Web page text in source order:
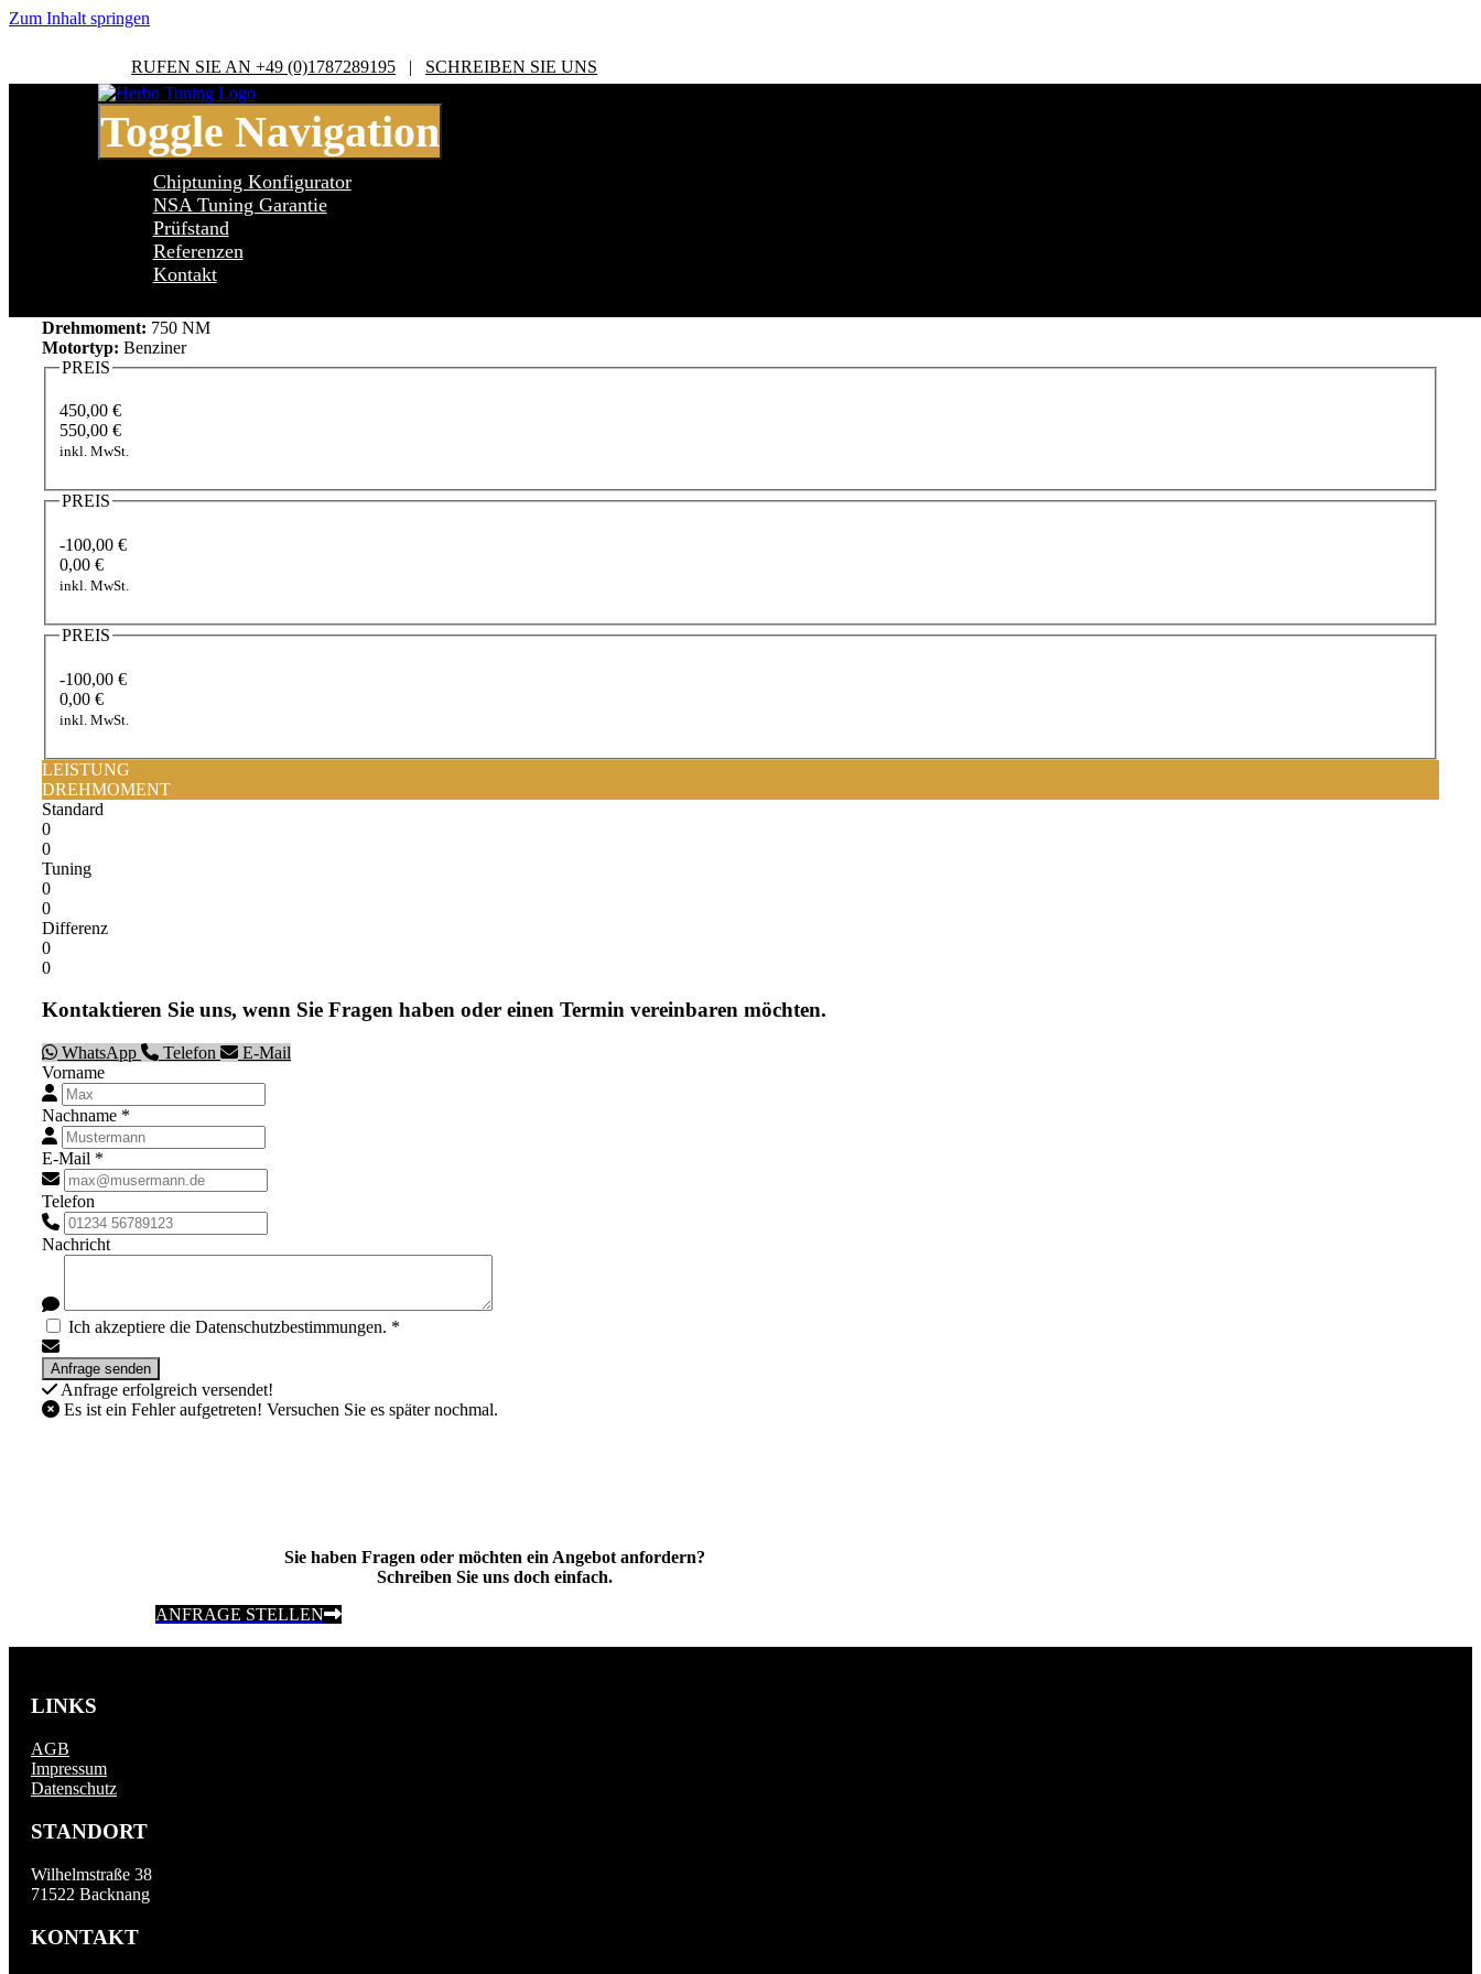
Zum Inhalt springen
RUFEN SIE AN +49 (0)1787289195 | SCHREIBEN SIE UNS
Toggle Navigation
Chiptuning Konfigurator
NSA Tuning Garantie
Prüfstand
Referenzen
Kontakt
BMW X6 Series M G06 - 4.4 Bi-Turbo
Drehmoment: 750 NM
Motortyp: Benziner
PREIS
450,00 €
550,00 €
inkl. MwSt.
PREIS
-100,00 €
0,00 €
inkl. MwSt.
PREIS
-100,00 €
0,00 €
inkl. MwSt.
LEISTUNG
DREHMOMENT
Standard
0
0
Tuning
0
0
Differenz
0
0
Kontaktieren Sie uns, wenn Sie Fragen haben oder einen Termin vereinbaren möchten.
WhatsApp Telefon
E-Mail
Vorname
Nachname *
E-Mail *
Telefon
Nachricht
Ich akzeptiere die Datenschutzbestimmungen. *
Anfrage erfolgreich versendet!
Es ist ein Fehler aufgetreten! Versuchen Sie es später nochmal.
Sie haben Fragen oder möchten ein Angebot anfordern?
Schreiben Sie uns doch einfach.
ANFRAGE STELLEN
LINKS
AGB
Impressum
Datenschutz
STANDORT
Wilhelmstraße 38
71522 Backnang
KONTAKT